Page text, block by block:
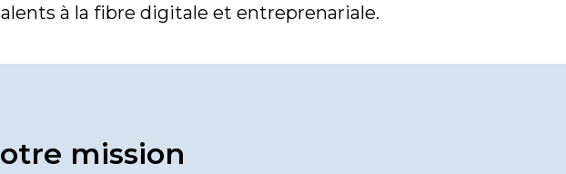
à la fibre digitale et entreprenariale.
mission